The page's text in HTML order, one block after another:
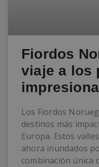
Fiordos
viaje a los
Los Fiordos
destinos más
Europa. Estos
ahora inundados
combinación única